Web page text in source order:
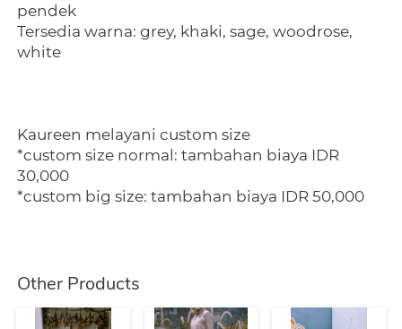
pendek
Tersedia warna: grey, khaki, sage, woodrose,
white
Kaureen melayani custom size
*custom size normal: tambahan biaya IDR
30,000
*custom big size: tambahan biaya IDR 50,000
Other Products